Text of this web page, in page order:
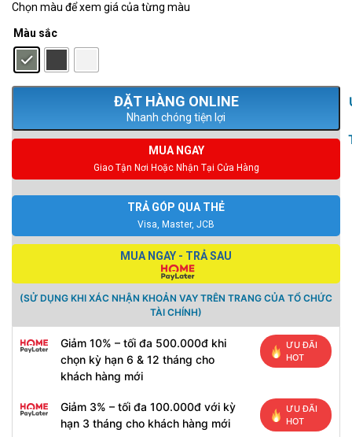
Chọn màu để xem giá của từng màu
Màu sắc
Nhanh chóng tiện lợi
MUA NGAY
Giao Tận Nơi Hoặc Nhận Tại Cửa Hàng
TRẢ GÓP QUA THẺ
Visa, Master, JCB
MUA NGAY - TRẢ SAU
(SỬ DỤNG KHI XÁC NHẬN KHOẢN VAY TRÊN TRANG CỦA TỔ CHỨC
TÀI CHÍNH)
Giảm 10% – tối đa 500.000đ khi
chọn kỳ hạn 6 & 12 tháng cho
khách hàng mới
ƯU ĐÃI
HOT
Giảm 3% – tối đa 100.000đ với kỳ
hạn 3 tháng cho khách hàng mới
ƯU ĐÃI
HOT